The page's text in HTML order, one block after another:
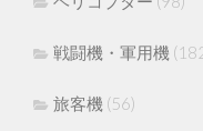
戦闘機・軍用機
旅客機 (56)